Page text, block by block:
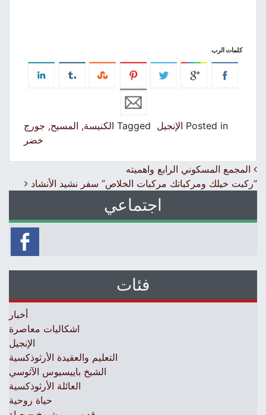
كلمات الرب
Posted in الإنجيل Tagged الكنيسة,المسيح,جورج
خضر
Post navigation
المجمع المسكوني الرابع واهميته
“ركبت خيلك ومركباتك مركبات الخلاص” سفر نشيد الأنشاد
اجتماعي
فئات
أخبار
اشكاليات معاصرة
الإنجيل
التعليم والعقيدة الأرثوذكسية
الشيخ باييسيوس الآثوسي
العائلة الأرثوذكسية
حياة روحية